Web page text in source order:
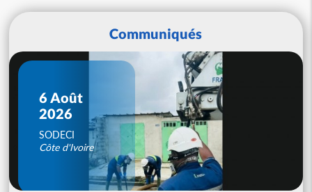
Communiqués
6 Août
2026
SODECI
Côte d'Ivoire